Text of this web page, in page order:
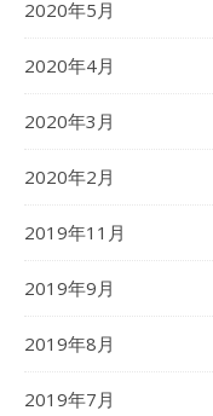
2020年5月
2020年4月
2020年3月
2020年2月
2019年11月
2019年9月
2019年8月
2019年7月